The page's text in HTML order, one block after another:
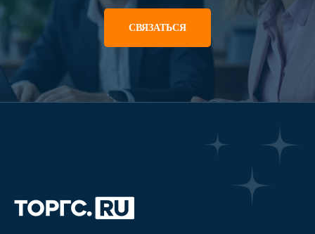
СВЯЗАТЬСЯ